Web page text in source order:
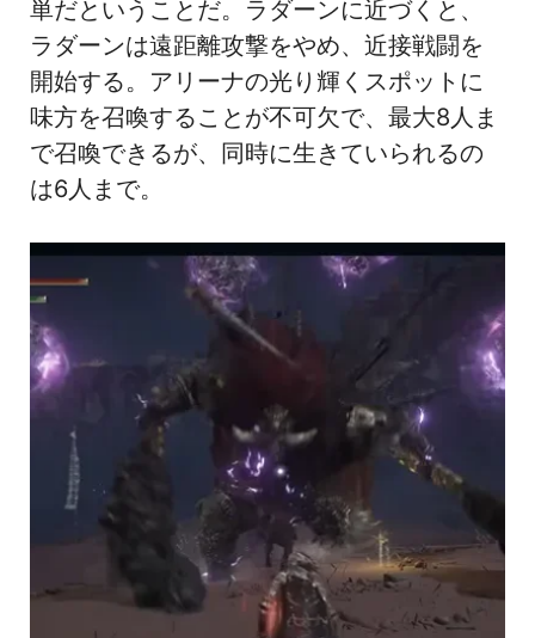
単だということだ。ラダーンに近づくと、
ラダーンは遠距離攻撃をやめ、近接戦闘を
開始する。アリーナの光り輝くスポットに
味方を召喚することが不可欠で、最大8人ま
で召喚できるが、同時に生きていられるの
は6人まで。